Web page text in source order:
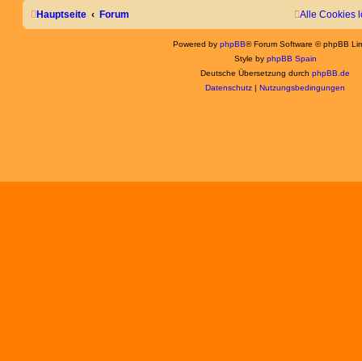
Hauptseite Forum Alle Cookies
Powered by phpBB® Forum Software © phpBB
Style by phpBB Spain
Deutsche Übersetzung durch phpBB.de
Datenschutz
Nutzungsbedingungen